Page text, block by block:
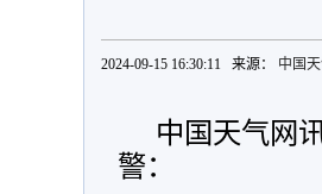
2024-09-15 16:30:11 来源： 中国
中国天气网
警：